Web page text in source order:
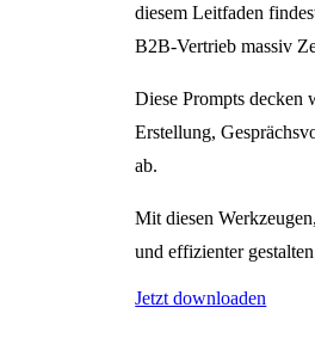
diesem Leitfaden
B2B-Vertrieb massiv
Diese Prompts
Erstellung,
ab.
Mit diesen
und effizienter
Jetzt downloaden